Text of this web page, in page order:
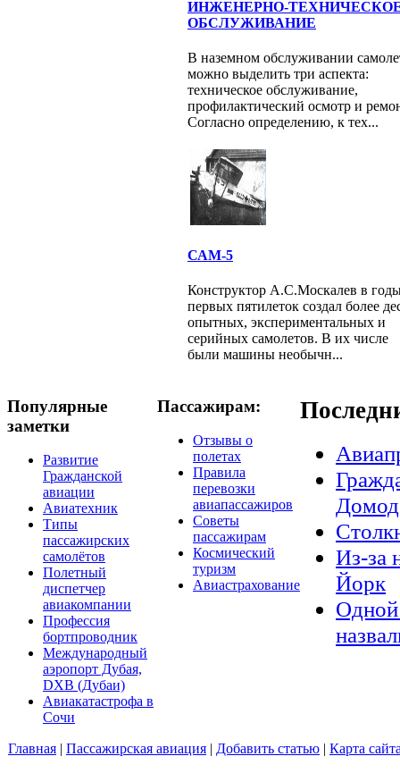
ИНЖЕНЕРНО-
ОБСЛУЖИВАНИЕ
В наземном обслуживании
можно выделить три аспекта:
техническое обслуживание,
профилактический осмотр и
Согласно определению, к тех...
САМ-5
Конструктор А.С.Москалев в
первых пятилеток создал более
опытных, экспериментальных и
серийных самолетов. В их числе
были машины необычн...
Популярные
заметки
Развитие
Гражданской
авиации
Авиатехник
Типы
пассажирских
самолётов
Полетный
диспетчер
авиакомпании
Профессия
бортпроводник
Международный
аэропорт Дубая,
DXB (Дубаи)
Авиакатастрофа в
Сочи
Пассажирам:
Отзывы о
полетах
Правила
перевозки
авиапассажиров
Советы
пассажирам
Космический
туризм
Авиастрахование
Из-за
Йорк
Одной
Главная | Пассажирская авиация | Добавить статью | Карта